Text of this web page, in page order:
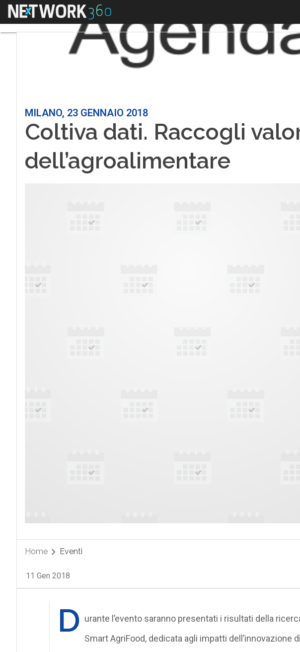
Menu
MILANO, 23 GENNAIO 2018
Coltiva dati. Raccogli
dell’agroalimentare
Home Eventi
11 Gen 2018
D urante l’evento saranno presentati i risultati della
Smart AgriFood, dedicata agli impatti dell’innovazione